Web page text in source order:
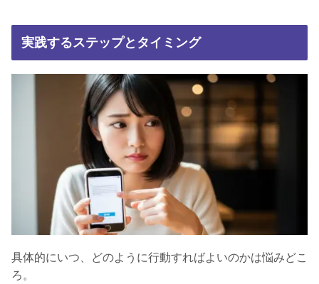
実践するステップとタイミング
具体的にいつ、どのように行動すればよいのかは悩みどこ
ろ。